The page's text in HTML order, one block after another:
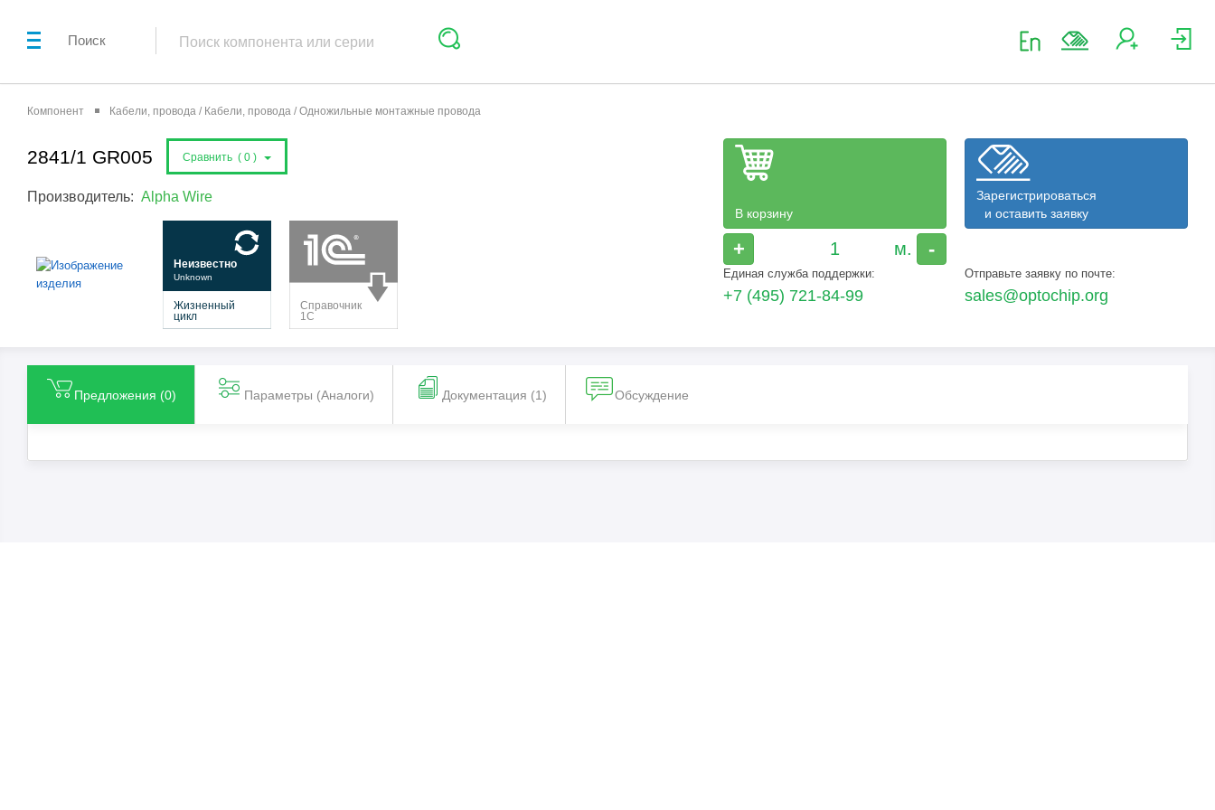
Поиск
Компонент Кабели, провода / Кабели, провода / Одножильные монтажные провода
2841/1 GR005 Сравнить ( 0 )
Производитель: Alpha Wire
В корзину
+ -
Зарегистрироваться
и оставить заявку
Единая служба поддержки:
+7 (495) 721-84-99
Отправьте заявку по почте:
sales@optochip.org
Предложения (0) Параметры (Aналоги) Документация (1) Обсуждение